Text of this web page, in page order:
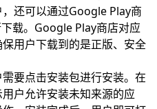
还可以通过Google Play商
载。Google Play商店对应
用户下载到的是正版、安全
要点击安装包进行安装。在
户允许安装未知来源的应